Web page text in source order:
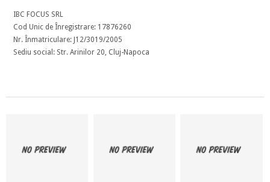
IBC FOCUS SRL
Cod Unic de Înregistrare: 17876260
Nr. Înmatriculare: J12/3019/2005
Sediu social: Str. Arinilor 20, Cluj-Napoca